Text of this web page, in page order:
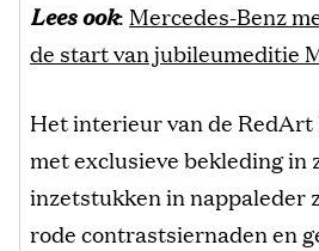
Lees ook:Mercedes-Benz
de start van jubileumeditie
Het interieur van de
met exclusieve bekleding in
inzetstukken in nappaleder
rode contrastsiernaden en